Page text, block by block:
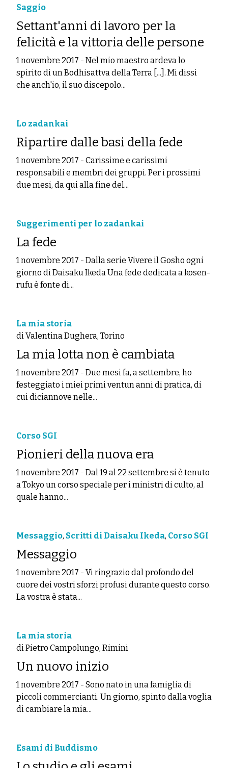
Saggio
Settant'anni di lavoro per la
felicità e la vittoria delle persone
1 novembre 2017 - Nel mio maestro ardeva lo
spirito di un Bodhisattva della Terra [...]. Mi dissi
che anch'io, il suo discepolo...
Lo zadankai
Ripartire dalle basi della fede
1 novembre 2017 - Carissime e carissimi
responsabili e membri dei gruppi. Per i prossimi
due mesi, da qui alla fine del...
Suggerimenti per lo zadankai
La fede
1 novembre 2017 - Dalla serie Vivere il Gosho ogni
giorno di Daisaku Ikeda Una fede dedicata a kosen-
rufu è fonte di...
La mia storia
di Valentina Dughera, Torino
La mia lotta non è cambiata
1 novembre 2017 - Due mesi fa, a settembre, ho
festeggiato i miei primi ventun anni di pratica, di
cui diciannove nelle...
Corso SGI
Pionieri della nuova era
1 novembre 2017 - Dal 19 al 22 settembre si è tenuto
a Tokyo un corso speciale per i ministri di culto, al
quale hanno...
Messaggio, Scritti di Daisaku Ikeda, Corso SGI
Messaggio
1 novembre 2017 - Vi ringrazio dal profondo del
cuore dei vostri sforzi profusi durante questo corso.
La vostra è stata...
La mia storia
di Pietro Campolungo, Rimini
Un nuovo inizio
1 novembre 2017 - Sono nato in una famiglia di
piccoli commercianti. Un giorno, spinto dalla voglia
di cambiare la mia...
Esami di Buddismo